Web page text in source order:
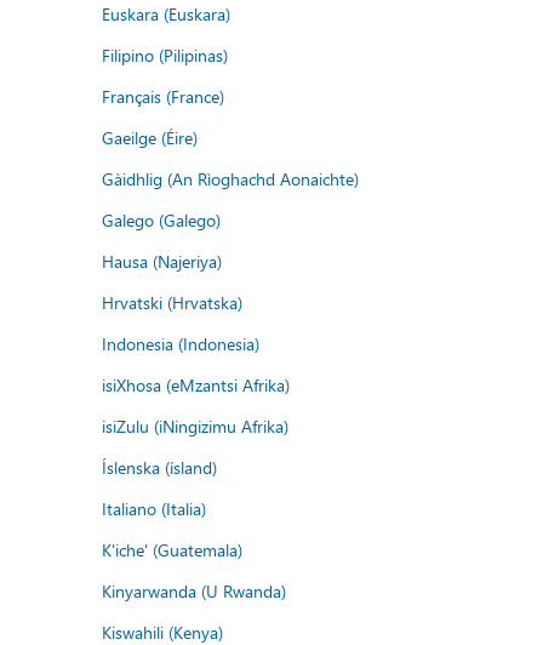
Euskara (Euskara)
Filipino (Pilipinas)
Français (France)
Gaeilge (Éire)
Gàidhlig (An Rìoghachd Aonaichte)
Galego (Galego)
Hausa (Najeriya)
Hrvatski (Hrvatska)
Indonesia (Indonesia)
isiXhosa (eMzantsi Afrika)
isiZulu (iNingizimu Afrika)
Íslenska (ísland)
Italiano (Italia)
K'iche' (Guatemala)
Kinyarwanda (U Rwanda)
Kiswahili (Kenya)